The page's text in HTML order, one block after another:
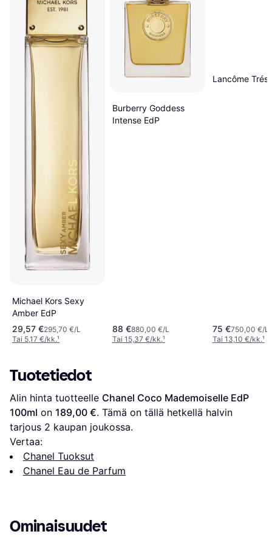
Michael Kors Sexy
Amber EdP
29,57 €295,70 €/L
Tai 5,17 €/kk.¹
Burberry Goddess
Intense EdP
88 €880,00 €/L
Tai 15,37 €/kk.¹
Lancôme
75 €750,00 €/L
Tai 13,10 €/kk.¹
Tuotetiedot
Alin hinta tuotteelle Chanel Coco Mademoiselle EdP
100ml on 189,00 €. Tämä on tällä hetkellä halvin
tarjous 2 kaupan joukossa.
Vertaa:
Chanel Tuoksut
Chanel Eau de Parfum
Ominaisuudet